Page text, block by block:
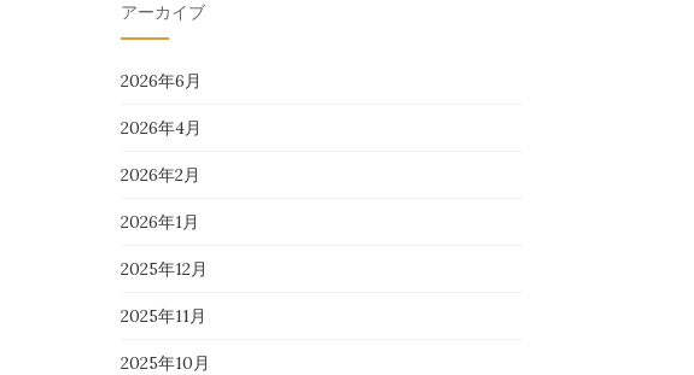
アーカイブ
2026年6月
2026年4月
2026年2月
2026年1月
2025年12月
2025年11月
2025年10月